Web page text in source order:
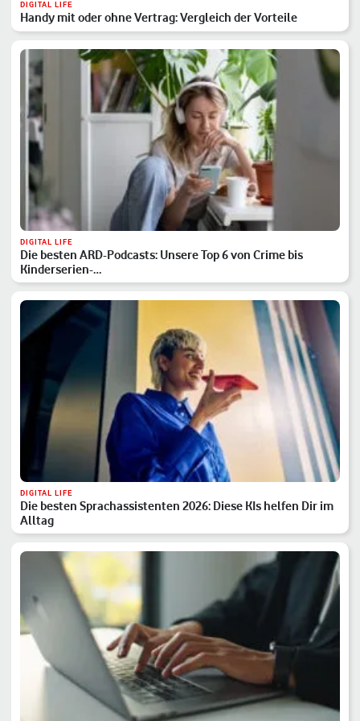
DIGITAL LIFE
Handy mit oder ohne Vertrag: Vergleich der Vorteile
DIGITAL LIFE
Die besten ARD-Podcasts: Unsere Top 6 von Crime bis
Kinderserien-…
DIGITAL LIFE
Die besten Sprachassistenten 2026: Diese KIs helfen Dir im
Alltag